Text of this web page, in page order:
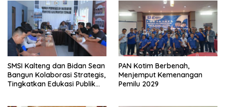
SMSI Kalteng dan Bidan Sean
Bangun Kolaborasi Strategis,
Tingkatkan Edukasi Publik
PAN Kotim Berbenah,
Menjemput Kemenangan
Pemilu 2029